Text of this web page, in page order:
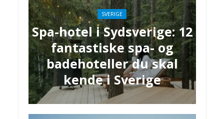
SVERIGE
Spa-hotel i Sydsverige: 12
fantastiske spa- og
badehoteller du skal
kende i Sverige